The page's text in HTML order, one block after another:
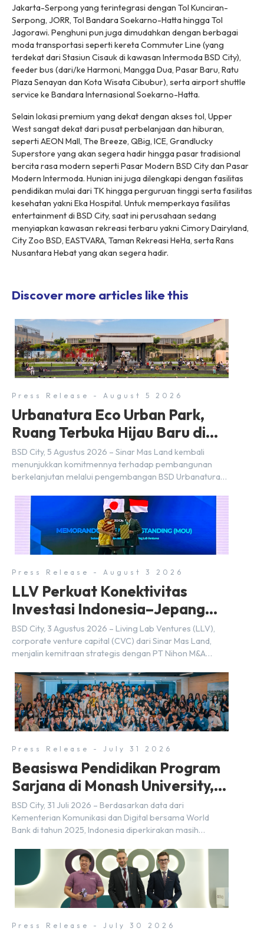
Jakarta-Serpong yang terintegrasi dengan Tol Kunciran-
Serpong, JORR, Tol Bandara Soekarno-Hatta hingga Tol
Jagorawi. Penghuni pun juga dimudahkan dengan berbagai
moda transportasi seperti kereta Commuter Line (yang
terdekat dari Stasiun Cisauk di kawasan Intermoda BSD City),
feeder bus (dari/ke Harmoni, Mangga Dua, Pasar Baru, Ratu
Plaza Senayan dan Kota Wisata Cibubur), serta airport shuttle
service ke Bandara Internasional Soekarno-Hatta.
Selain lokasi premium yang dekat dengan akses tol, Upper
West sangat dekat dari pusat perbelanjaan dan hiburan,
seperti AEON Mall, The Breeze, QBig, ICE, Grandlucky
Superstore yang akan segera hadir hingga pasar tradisional
bercita rasa modern seperti Pasar Modern BSD City dan Pasar
Modern Intermoda. Hunian ini juga dilengkapi dengan fasilitas
pendidikan mulai dari TK hingga perguruan tinggi serta fasilitas
kesehatan yakni Eka Hospital. Untuk memperkaya fasilitas
entertainment di BSD City, saat ini perusahaan sedang
menyiapkan kawasan rekreasi terbaru yakni Cimory Dairyland,
City Zoo BSD, EASTVARA, Taman Rekreasi HeHa, serta Rans
Nusantara Hebat yang akan segera hadir.
Discover more articles like this
Press Release - August 5 2026
Urbanatura Eco Urban Park,
Ruang Terbuka Hijau Baru di
BSD City
BSD City, 5 Agustus 2026 – Sinar Mas Land kembali
menunjukkan komitmennya terhadap pembangunan
berkelanjutan melalui pengembangan BSD Urbanatura
dengan jalur sungai sepanjang 1,5 km yang dikelilingi
lanskap tropis rimbun di BSD City yang sebelumnya
dikenal sebagai Green Pathway. Transformasi ini
merupakan bagian dari upaya perusahaan untuk […]
Press Release - August 3 2026
LLV Perkuat Konektivitas
Investasi Indonesia–Jepang
(FDI) pada 2025
BSD City, 3 Agustus 2026 – Living Lab Ventures (LLV),
corporate venture capital (CVC) dari Sinar Mas Land,
menjalin kemitraan strategis dengan PT Nihon M&A
Holdings Inc. Kemitraan tersebut ditandai dengan
penandatanganan Memorandum of Understanding
(MoU) oleh Bayu Seto (Partner at Living Lab Ventures)
dan Kosuke Kawata […]
Press Release - July 31 2026
Beasiswa Pendidikan Program
Sarjana di Monash University,
BSD City
BSD City, 31 Juli 2026 – Berdasarkan data dari
Kementerian Komunikasi dan Digital bersama World
Bank di tahun 2025, Indonesia diperkirakan masih
2030 atau setara dengan 600 ribu tenaga digital baru
setiap tahunnya untuk mendukung percepatan
transformasi digital di berbagai sektor strategis.
Kebutuhan tersebut menjadikan pengembangan sumber
daya […]
Press Release - July 30 2026